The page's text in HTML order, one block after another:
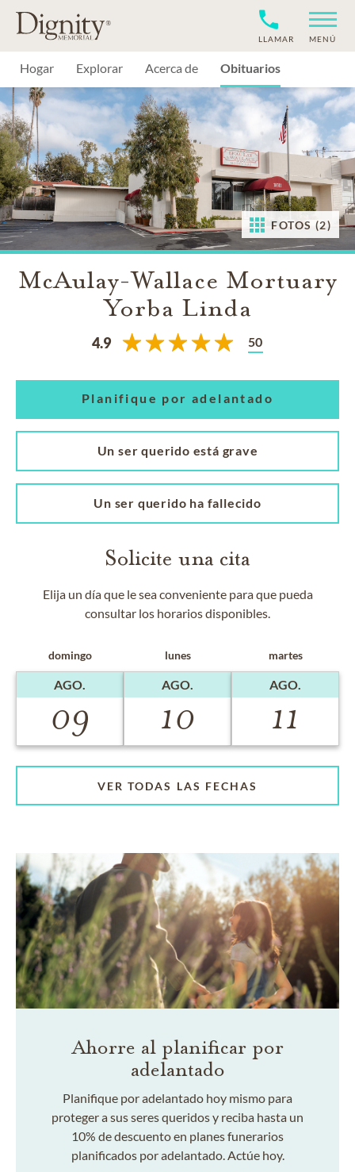
MENÚ
LLAMAR
Hogar Explorar Acerca de Obituarios
FOTOS (2)
McAulay-Wallace Mortuary
Yorba Linda
4.9 50
Planifique por adelantado
Un ser querido está grave
Un ser querido ha fallecido
Solicite una cita
Elija un día que le sea conveniente para que pueda
consultar los horarios disponibles.
domingo
AGO.
09
lunes
AGO.
10
martes
AGO.
11
VER TODAS LAS FECHAS
Ahorre al planificar por
adelantado
Planifique por adelantado hoy mismo para
proteger a sus seres queridos y reciba hasta un
10% de descuento en planes funerarios
planificados por adelantado. Actúe hoy.